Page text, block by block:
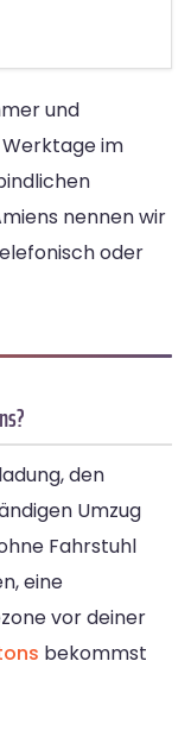
und
im
nennen wir
oder
den
Umzug
Fahrstuhl
eine
vor deiner
bekommst